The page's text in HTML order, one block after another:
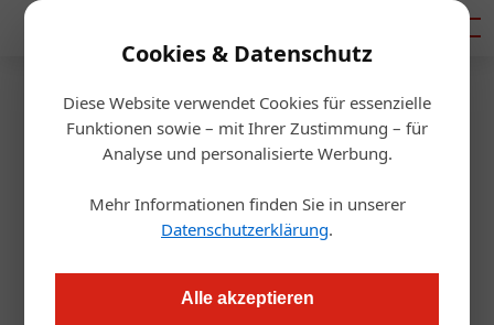
Cookies & Datenschutz
Diese Website verwendet Cookies für essenzielle
Funktionen sowie – mit Ihrer Zustimmung – für
Analyse und personalisierte Werbung.
Mehr Informationen finden Sie in unserer
Datenschutzerklärung.
Alle akzeptieren
Startseite/Hotellerie
ÖHV setzt beim Kongress 2026
auf „Simplicity“